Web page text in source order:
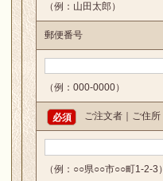
（例：山田太郎）
郵便番号
（例：000-0000）
ご注文者｜ご住所
必須
（例：○○県○○市○○町1-2-3）